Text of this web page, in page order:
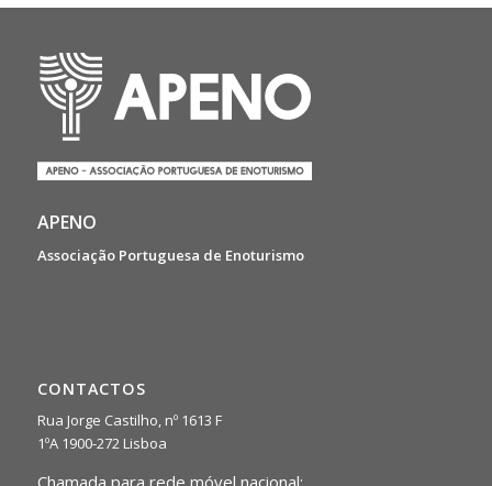
APENO
Associação Portuguesa de Enoturismo
CONTACTOS
Rua Jorge Castilho, nº 1613 F
1ºA 1900-272 Lisboa